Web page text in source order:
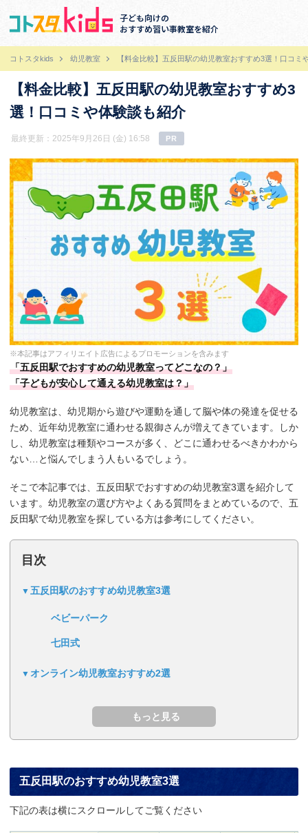
子ども向けの
おすすめ習い事教室を紹介
コトスタkids 幼児教室 【料金比較】五反田駅の幼児教室おすすめ3選！口コミ
【料金比較】五反田駅の幼児教室おすすめ3
選！口コミや体験談も紹介
最終更新：2025年9月26日 (金) 16:58 PR
※本記事はアフィリエイト広告によるプロモーションを含みます
「五反田駅でおすすめの幼児教室ってどこなの？」
「子どもが安心して通える幼児教室は？」
幼児教室は、幼児期から遊びや運動を通して脳や体の発達を促せる
ため、近年幼児教室に通わせる親御さんが増えてきています。しか
し、幼児教室は種類やコースが多く、どこに通わせるべきかわから
ない…と悩んでしまう人もいるでしょう。
そこで本記事では、五反田駅でおすすめの幼児教室3選を紹介して
います。幼児教室の選び方やよくある質問をまとめているので、五
反田駅で幼児教室を探している方は参考にしてください。
目次
五反田駅のおすすめ幼児教室3選
ベビーパーク
七田式
オンライン幼児教室おすすめ2選
五反田駅のおすすめ幼児教室3選
下記の表は横にスクロールしてご覧ください